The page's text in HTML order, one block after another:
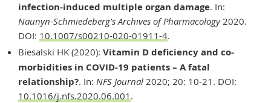
infection-induced multiple organ damage. In:
Naunyn-Schmiedeberg’s Archives of Pharmacology2020.
DOI: 10.1007/s00210-020-01911-4.
Biesalski HK (2020): Vitamin D deficiency and co-
morbidities in COVID-19 patients – A fatal
relationship?. In: NFS Journal 2020; 20: 10-21. DOI:
10.1016/j.nfs.2020.06.001 .